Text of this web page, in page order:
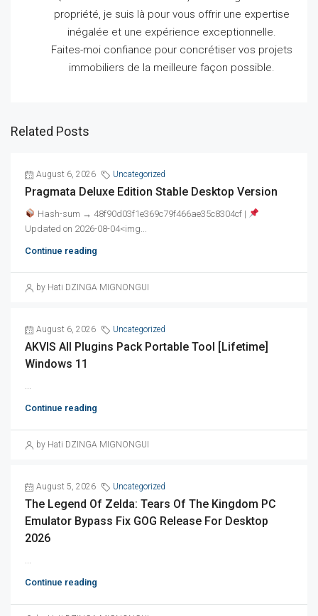
propriété, je suis là pour vous offrir une expertise
inégalée et une expérience exceptionnelle.
Faites-moi confiance pour concrétiser vos projets
immobiliers de la meilleure façon possible.
Related Posts
August 6, 2026 Uncategorized
Pragmata Deluxe Edition Stable Desktop Version
Hash-sum → 48f90d03f1e369c79f466ae35c8304cf |
Updated on 2026-08-04<img...
Continue reading
by Hati DZINGA MIGNONGUI
August 6, 2026 Uncategorized
AKVIS All Plugins Pack Portable Tool [Lifetime]
Windows 11
...
Continue reading
by Hati DZINGA MIGNONGUI
August 5, 2026 Uncategorized
The Legend Of Zelda: Tears Of The Kingdom PC
Emulator Bypass Fix GOG Release For Desktop
2026
...
Continue reading